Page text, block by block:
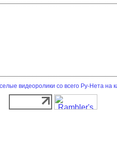
видеоролики со всего Ру-Нета на